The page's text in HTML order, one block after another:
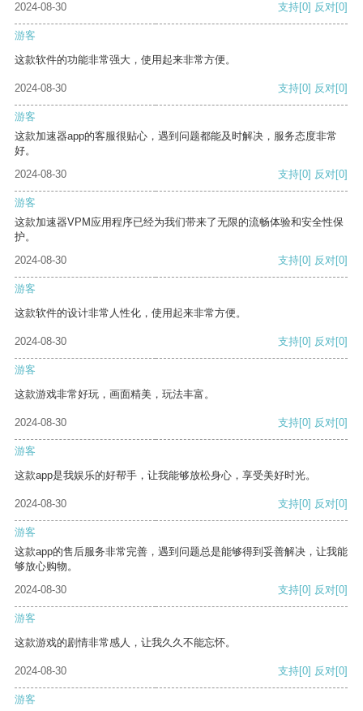
2024-08-30 支持[0] 反对[0]
游客
这款软件的功能非常强大，使用起来非常方便。
2024-08-30 支持[0] 反对[0]
游客
这款加速器app的客服很贴心，遇到问题都能及时解决，服务态度非常
好。
2024-08-30
支持[0] 反对[0]
游客
这款加速器VPM应用程序已经为我们带来了无限的流畅体验和安全性保
护。
2024-08-30
支持[0] 反对[0]
游客
这款软件的设计非常人性化，使用起来非常方便。
2024-08-30 支持[0] 反对[0]
游客
这款游戏非常好玩，画面精美，玩法丰富。
2024-08-30 支持[0] 反对[0]
游客
这款app是我娱乐的好帮手，让我能够放松身心，享受美好时光。
2024-08-30 支持[0] 反对[0]
游客
这款app的售后服务非常完善，遇到问题总是能够得到妥善解决，让我能
够放心购物。
2024-08-30
支持[0] 反对[0]
游客
这款游戏的剧情非常感人，让我久久不能忘怀。
2024-08-30 支持[0] 反对[0]
游客